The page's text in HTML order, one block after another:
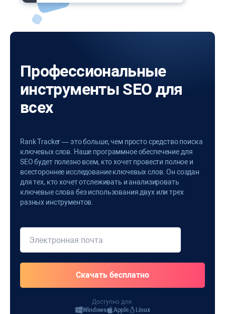
Профессиональные
инструменты SEO для
всех
Rank Tracker — это больше, чем просто средство поиска
ключевых слов. Наше программное обеспечение для
SEO будет полезно всем, кто хочет провести полное и
всестороннее исследование ключевых слов. Он создан
для тех, кто хочет отслеживать и анализировать
ключевые слова без использования двух или трех
разных инструментов.
Доступно для:
Windows
Apple Linux